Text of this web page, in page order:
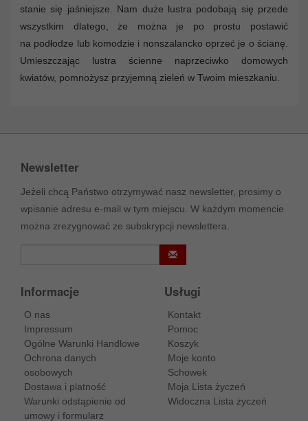
stanie się jaśniejsze. Nam duże lustra podobają się przede
wszystkim dlatego, że można je po prostu postawić
na podłodze lub komodzie i nonszalancko oprzeć je o ścianę.
Umieszczając lustra ścienne naprzeciwko domowych
kwiatów, pomnożysz przyjemną zieleń w Twoim mieszkaniu.
Newsletter
Jeżeli chcą Państwo otrzymywać nasz newsletter, prosimy o
wpisanie adresu e-mail w tym miejscu. W każdym momencie
można zrezygnować ze subskrypcji newslettera.
Informacje
O nas
Impressum
Ogólne Warunki Handlowe
Ochrona danych
osobowych
Dostawa i platność
Warunki odstąpienie od
umowy i formularz
Usługi
Kontakt
Pomoc
Koszyk
Moje konto
Schowek
Moja Lista życzeń
Widoczna Lista życzeń